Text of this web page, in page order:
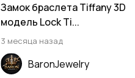
Замок браслета Tiffany 3D
модель Lock Ti...
3 месяца назад
BaronJewelry